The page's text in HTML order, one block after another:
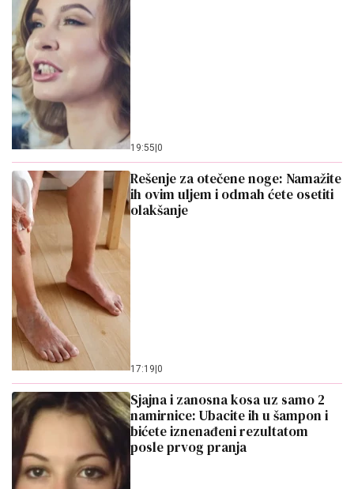
19:55 0
Rešenje za otečene noge: Namažite
ih ovim uljem i odmah ćete osetiti
olakšanje
17:19 0
Sjajna i zanosna kosa uz samo 2
namirnice: Ubacite ih u šampon i
bićete iznenađeni rezultatom
posle prvog pranja